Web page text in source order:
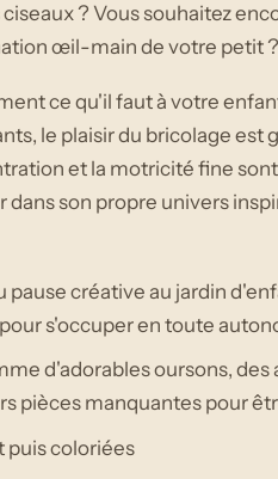
? Vous souhaitez
œil-main de votre petit ?
ce qu'il faut à votre
le plaisir du bricolage est
et la motricité fine
son propre univers
créative au jardin
s'occuper en toute
d'adorables oursons,
pièces manquantes pour
puis coloriées